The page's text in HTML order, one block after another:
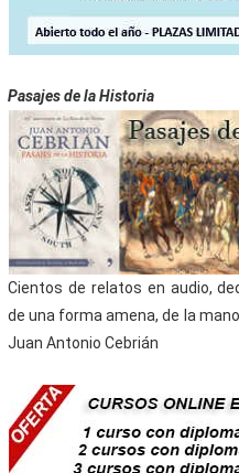
Pasajes de la Historia
Cientos de relatos en audio,
de una forma amena, de la
Juan Antonio Cebrián